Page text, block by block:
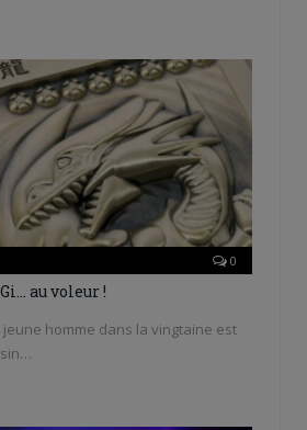
0
au voleur !
jeune homme dans la vingtaine est